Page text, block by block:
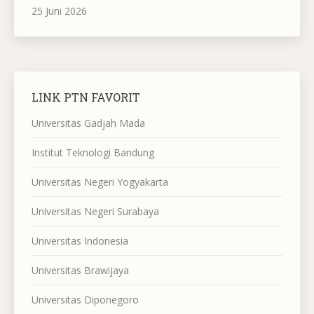
25 Juni 2026
LINK PTN FAVORIT
Universitas Gadjah Mada
Institut Teknologi Bandung
Universitas Negeri Yogyakarta
Universitas Negeri Surabaya
Universitas Indonesia
Universitas Brawijaya
Universitas Diponegoro